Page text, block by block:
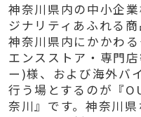
神奈川県内の中小企
ジナリティあふれる商
神奈川県内にかかわ
エンスストア・専門
ー)様、および海外バ
行う場とするのが『
奈川』です。神奈川